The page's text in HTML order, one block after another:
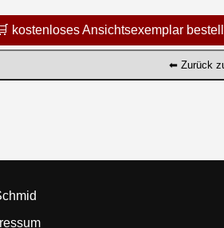
kostenloses Ansichtsexemplar
⬅ Zurück